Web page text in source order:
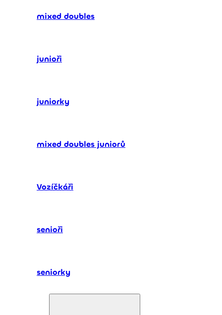
mixed doubles
junioři
juniorky
mixed doubles juniorů
Vozíčkáři
senioři
seniorky